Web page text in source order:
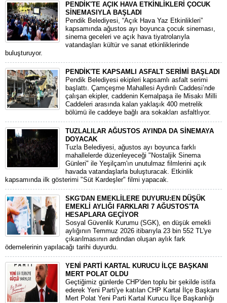
PENDİK'TE AÇIK HAVA ETKİNLİKLERİ ÇOCUK
SİNEMASIYLA BAŞLADI
Pendik Belediyesi, “Açık Hava Yaz Etkinlikleri”
kapsamında ağustos ayı boyunca çocuk sineması,
sinema geceleri ve açık hava tiyatrolarıyla
vatandaşları kültür ve sanat etkinliklerinde
buluşturuyor.
PENDİK'TE KAPSAMLI ASFALT SERİMİ BAŞLADI
Pendik Belediyesi ekipleri kapsamlı asfalt serimi
başlattı. Çamçeşme Mahallesi Aydınlı Caddesi’nde
çalışan ekipler, caddenin Kemalpaşa ile Misakı Milli
Caddeleri arasında kalan yaklaşık 400 metrelik
bölümü ile caddeye bağlı ara sokakları asfaltlıyor.
TUZLALILAR AĞUSTOS AYINDA DA SİNEMAYA
DOYACAK
Tuzla Belediyesi, ağustos ayı boyunca farklı
mahallelerde düzenleyeceği "Nostaljik Sinema
Günleri" ile Yeşilçam'ın unutulmaz filmlerini açık
havada vatandaşlarla buluşturacak. Etkinlik
kapsamında ilk gösterimi "Süt Kardeşler" filmi yapacak.
SKG'DAN EMEKLİLERE DUYURU:EN DÜŞÜK
EMEKLİ AYLIĞI FARKLARI 7 AĞUSTOS'TA
HESAPLARA GEÇİYOR
​Sosyal Güvenlik Kurumu (SGK), en düşük emekli
aylığının Temmuz 2026 itibarıyla 23 bin 552 TL'ye
çıkarılmasının ardından oluşan aylık fark
ödemelerinin yapılacağı tarihi duyurdu.
YENİ PARTİ KARTAL KURUCU İLÇE BAŞKANI
MERT POLAT OLDU
Geçtiğimiz günlerde CHP'den toplu bir şekilde istifa
ederek Yeni Parti'ye katılan CHP Kartal İlçe Başkanı
Mert Polat Yeni Parti Kartal Kurucu İlçe Başkanlığı